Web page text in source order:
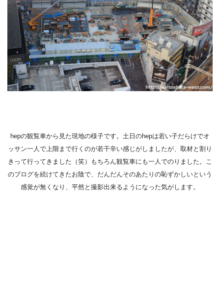
hepの観覧車から見た現地の様子です。土日のhepは若い子だらけでオ
ッサン一人で上階まで行くのが若干辛い感じがしましたが、取材と割り
きって行ってきました（笑）もちろん観覧車にも一人でのりました。こ
のブログを続けてきたお陰で、だんだんそのあたりの恥ずかしいという
感覚が無くなり、平然と撮影出来るようになった気がします。